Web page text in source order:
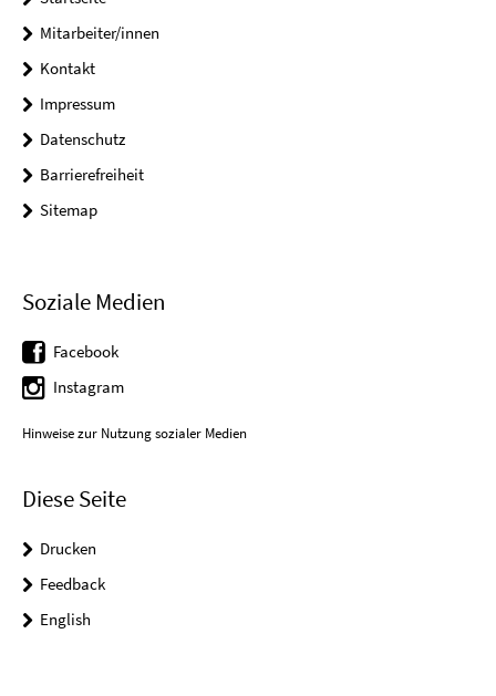
Mitarbeiter/innen
Kontakt
Impressum
Datenschutz
Barrierefreiheit
Sitemap
Soziale Medien
Facebook
Instagram
Hinweise zur Nutzung sozialer Medien
Diese Seite
Drucken
Feedback
English